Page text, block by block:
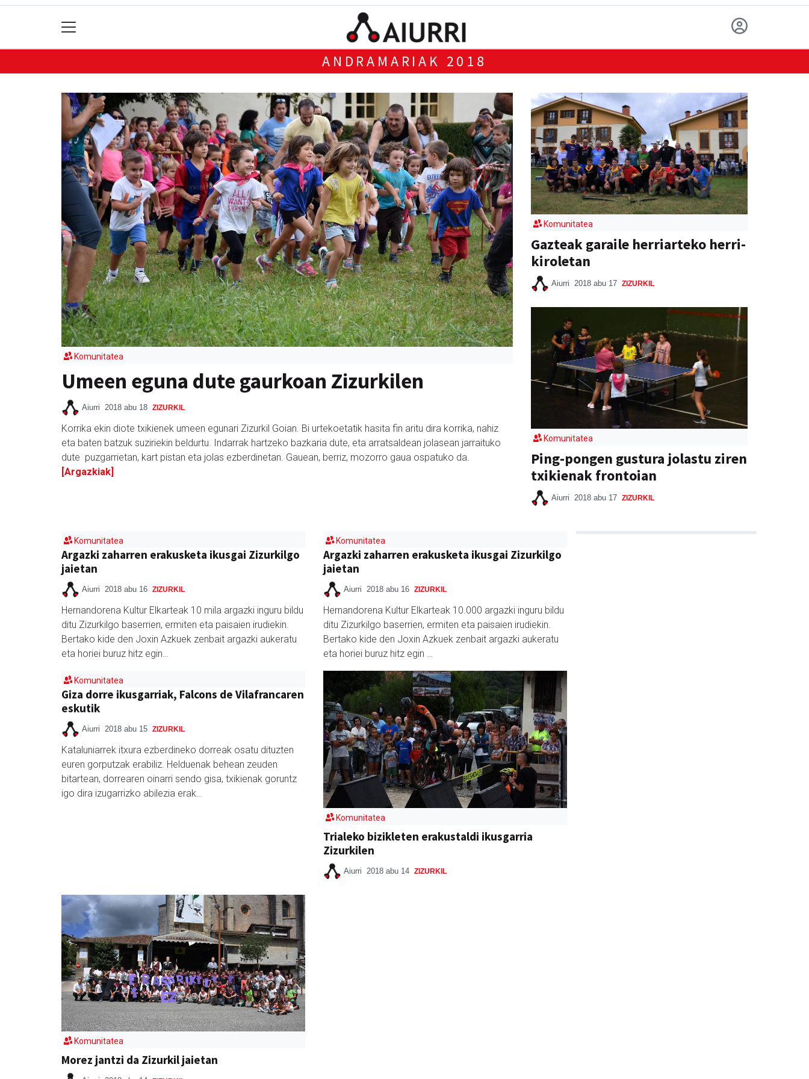
ANDRAMARIAK 2018
Komunitatea
Umeen eguna dute gaurkoan Zizurkilen
Aiurri 2018 abu 18 ZIZURKIL
Korrika ekin diote txikienek umeen egunari Zizurkil Goian. Bi urtekoetatik hasita fin aritu dira korrika, nahiz
eta baten batzuk suziriekin beldurtu. Indarrak hartzeko bazkaria dute, eta arratsaldean jolasean jarraituko
dute puzgarrietan, kart pistan eta jolas ezberdinetan. Gauean, berriz, mozorro gaua ospatuko da.
[Argazkiak]
Komunitatea
Gazteak garaile herriarteko herri-
kiroletan
Aiurri 2018 abu 17 ZIZURKIL
Komunitatea
Ping-pongen gustura jolastu ziren
txikienak frontoian
Aiurri 2018 abu 17 ZIZURKIL
Komunitatea
Argazki zaharren erakusketa ikusgai Zizurkilgo
jaietan
Aiurri 2018 abu 16 ZIZURKIL
Hernandorena Kultur Elkarteak 10 mila argazki inguru bildu
ditu Zizurkilgo baserrien, ermiten eta paisaien irudiekin.
Bertako kide den Joxin Azkuek zenbait argazki aukeratu
eta horiei buruz hitz egin…
Komunitatea
Argazki zaharren erakusketa ikusgai Zizurkilgo
jaietan
Aiurri 2018 abu 16 ZIZURKIL
Hernandorena Kultur Elkarteak 10.000 argazki inguru bildu
ditu Zizurkilgo baserrien, ermiten eta paisaien irudiekin.
Bertako kide den Joxin Azkuek zenbait argazki aukeratu
eta horiei buruz hitz egin …
Komunitatea
Giza dorre ikusgarriak, Falcons de Vilafrancaren
eskutik
Aiurri 2018 abu 15 ZIZURKIL
Kataluniarrek itxura ezberdineko dorreak osatu dituzten
euren gorputzak erabiliz. Helduenak behean zeuden
bitartean, dorrearen oinarri sendo gisa, txikienak goruntz
igo dira izugarrizko abilezia erak…
Komunitatea
Trialeko bizikleten erakustaldi ikusgarria
Zizurkilen
Aiurri 2018 abu 14 ZIZURKIL
Komunitatea
Morez jantzi da Zizurkil jaietan